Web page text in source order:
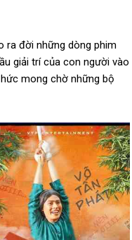
ra đời những dòng phim
giải trí của con người vào
mong chờ những bộ